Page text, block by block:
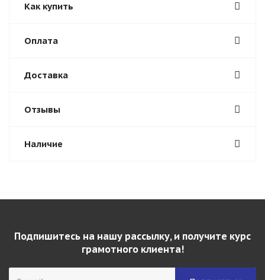
Как купить
Оплата
Доставка
Отзывы
Наличие
Подпишитесь на нашу рассылку, и получите курс
грамотного клиента!